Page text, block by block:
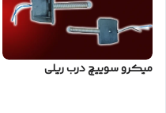
میکرو سوییچ درب ریلی